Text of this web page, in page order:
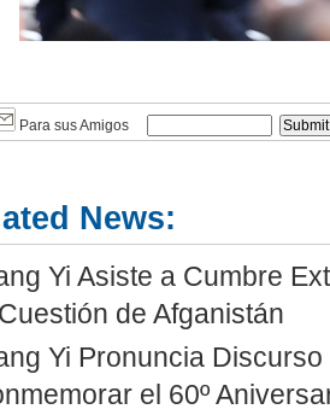
Para sus Amigos
News:
Yi Asiste a Cumbre
de Afganistán
Yi Pronuncia
el 60º